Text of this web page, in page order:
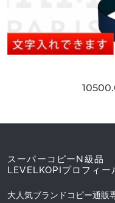
スーパーコピーN級品
LEVELKOPIプロフィー
大人気ブランドコピー通販